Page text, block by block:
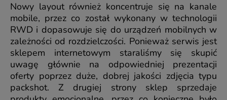
Nowy layout również koncentruje się na kanale
mobile, przez co został wykonany w technologii
RWD i dopasowuje się do urządzeń mobilnych w
zależności od rozdzielczości. Ponieważ serwis jest
sklepem internetowym staraliśmy się skupić
uwagę głównie na odpowiedniej prezentacji
oferty poprzez duże, dobrej jakości zdjęcia typu
packshot. Z drugiej strony sklep sprzedaje